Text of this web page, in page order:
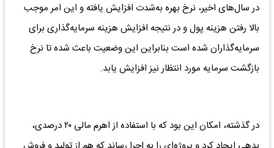
در سال‌های اخیر، نرخ بهره به‌شدت افزایش یافته و این امر موجب
بالا رفتن هزینه پول و در نتیجه افزایش هزینه سرمایه‌گذاری برای
سرمایه‌گذاران شده است بنابراین این وضعیت باعث شده تا نرخ
بازگشت سرمایه مورد انتظار نیز افزایش یابد.
در گذشته، امکان این بود که با استفاده از اهرم مالی ۲۰ درصدی،